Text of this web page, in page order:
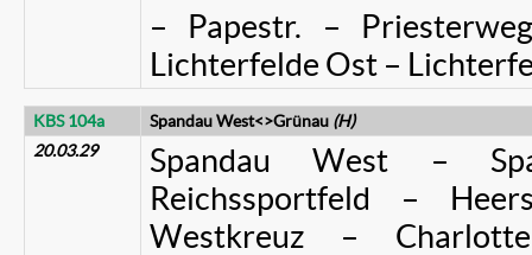
– Papestr. –
Lichterfelde Ost –
KBS 104a Spandau West<>Grünau (H)
20.03.29
Spandau West –
Reichssportfeld –
Westkreuz –